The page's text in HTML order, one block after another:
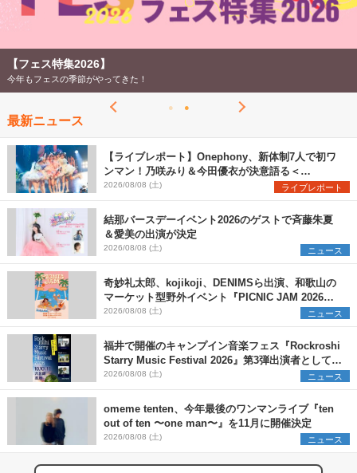
【フェス特集2026】
今年もフェスの季節がやってきた！
最新ニュース
【ライブレポート】Onephony、新体制7人で初ワ
ンマン！乃咲みり＆今田優衣が決意語る＜
Onephony新体制1st Oneman Live はじまりの夏
＞
2026/08/08 (土) ライブレポート
結那バースデーイベント2026のゲストで斉藤朱夏
＆愛美の出演が決定
2026/08/08 (土) ニュース
奇妙礼太郎、kojikoji、DENIMSら出演、和歌山の
マーケット型野外イベント『PICNIC JAM 2026』
早割チケット発売開始
2026/08/08 (土) ニュース
福井で開催のキャンプイン音楽フェス『Rockroshi
Starry Music Festival 2026』第3弾出演者として
SCOOBIE DO、かりゆし58、Reiを発表
2026/08/08 (土) ニュース
omeme tenten、今年最後のワンマンライブ『ten
out of ten 〜one man〜』を11月に開催決定
2026/08/08 (土) ニュース